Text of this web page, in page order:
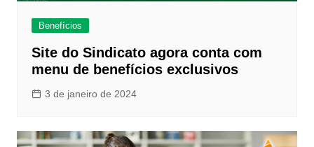
Benefícios
Site do Sindicato agora conta com
menu de benefícios exclusivos
3 de janeiro de 2024